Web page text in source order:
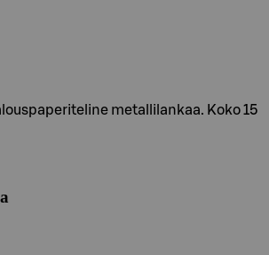
metallilankaa. Koko 15